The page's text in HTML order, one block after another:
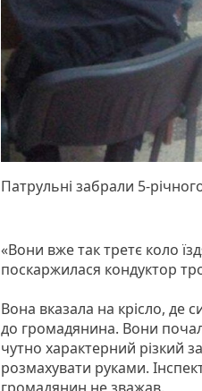
Патрульні забрали 5-
«Вони вже так третє коло
поскаржилася кондуктор
Вона вказала на крісло, де
до громадянина. Вони
чутно характерний різкий
розмахувати руками.